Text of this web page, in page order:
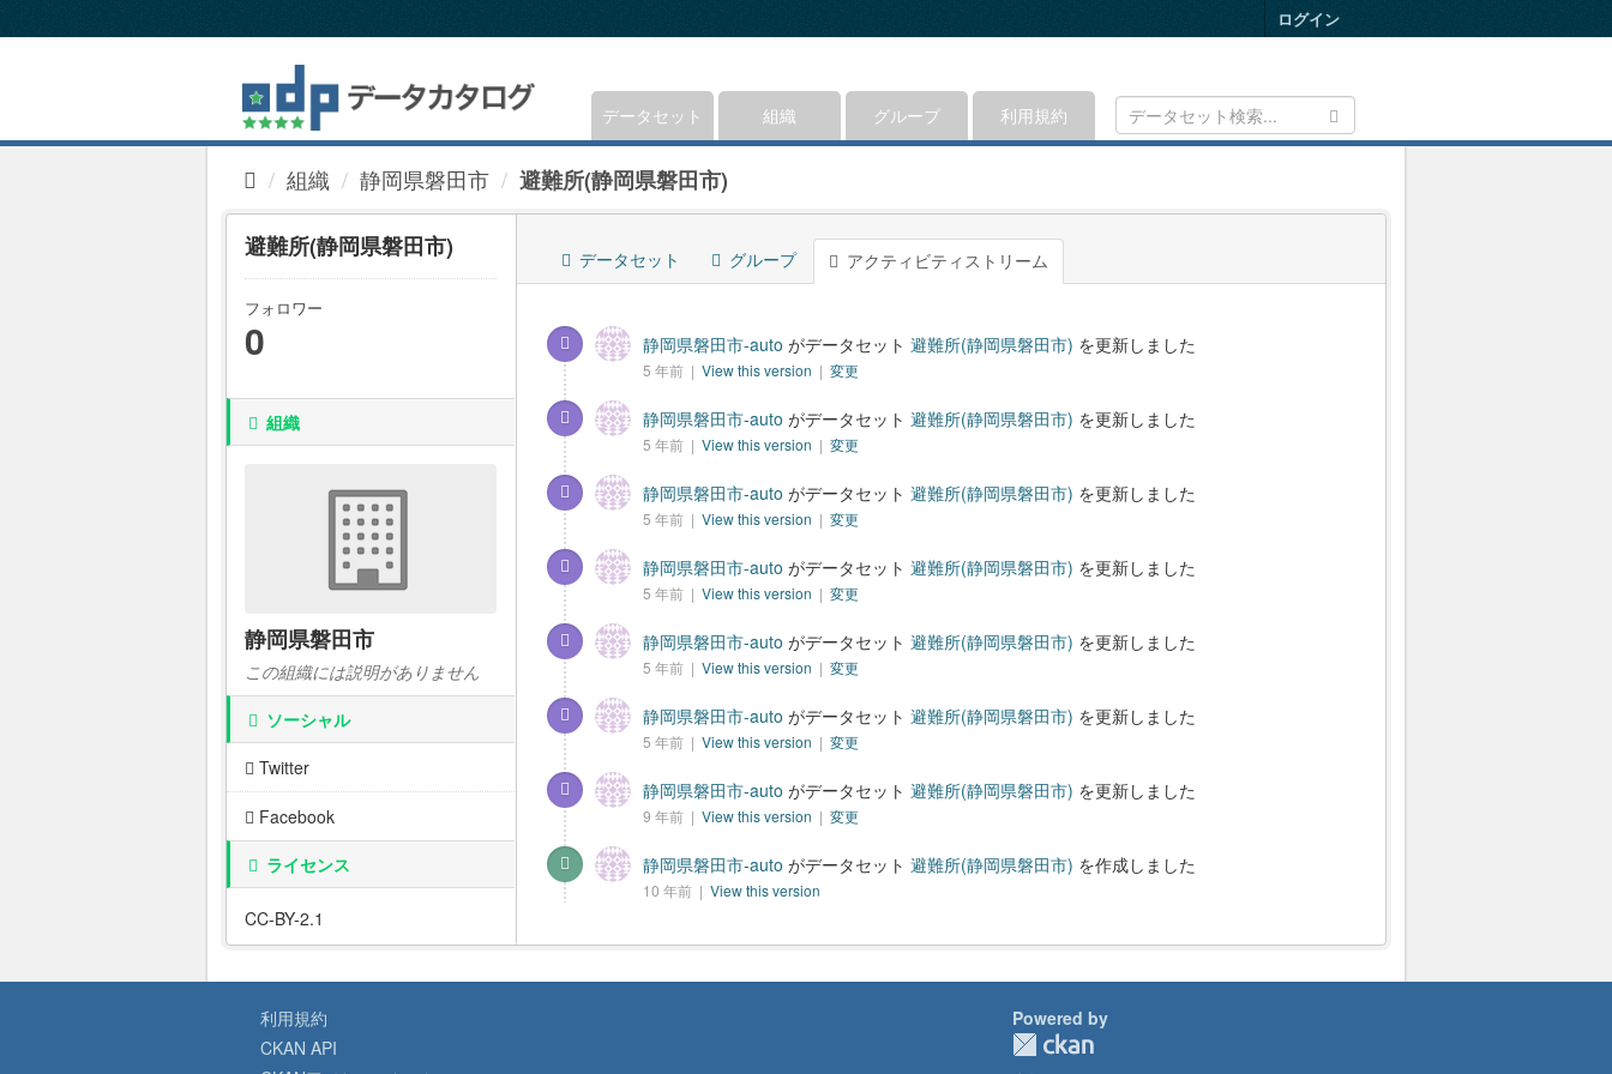
キ
ログイン
データセット 組織 グループ 利用規約
組織 静岡県磐田市 避難所(静岡県磐田市)
避難所(静岡県磐田市)
フォロワー
0
組織
静岡県磐田市
この組織には説明がありません
ソーシャル
Twitter
Facebook
ライセンス
CC-BY-2.1
データセット グループ アクティビティストリーム
静岡県磐田市-auto がデータセット 避難所(静岡県磐田市) を更新しました
5 年前 | View this version | 変更
静岡県磐田市-auto がデータセット 避難所(静岡県磐田市) を更新しました
5 年前 | View this version | 変更
静岡県磐田市-auto がデータセット 避難所(静岡県磐田市) を更新しました
5 年前 | View this version | 変更
静岡県磐田市-auto がデータセット 避難所(静岡県磐田市) を更新しました
5 年前 | View this version | 変更
静岡県磐田市-auto がデータセット 避難所(静岡県磐田市) を更新しました
5 年前 | View this version | 変更
静岡県磐田市-auto がデータセット 避難所(静岡県磐田市) を更新しました
5 年前 | View this version | 変更
静岡県磐田市-auto がデータセット 避難所(静岡県磐田市) を更新しました
9 年前 | View this version | 変更
静岡県磐田市-auto がデータセット 避難所(静岡県磐田市) を作成しました
10 年前 | View this version
利用規約
CKAN API
Powered by